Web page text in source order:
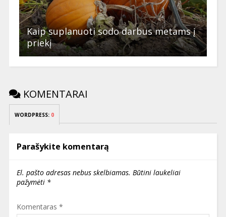
Kaip suplanuoti sodo darbus metams į
priekį
KOMENTARAI
WORDPRESS: 0
Parašykite komentarą
El. pašto adresas nebus skelbiamas. Būtini laukeliai
pažymėti *
Komentaras *